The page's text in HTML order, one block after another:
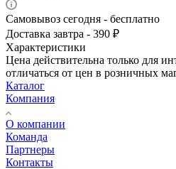
Самовывоз сегодня - бесплатно
Доставка завтра - 390 ₽
Характеристики
Цена действительна только для
отличаться от цен в розничных
Каталог
Компания
О компании
Команда
Партнеры
Контакты